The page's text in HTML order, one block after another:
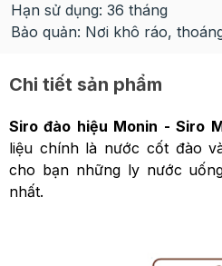
Hạn sử dụng: 36 tháng
Bảo quản: Nơi khô ráo,
Chi tiết sản phẩm
Siro đào hiệu Monin - Siro
liệu chính là nước cốt đào
cho bạn những ly nước
nhất.